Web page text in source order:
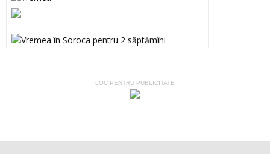
LOC PENTRU PUBLICITATE